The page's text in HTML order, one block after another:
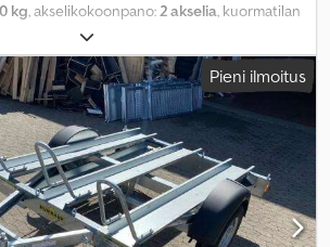
kg, akselikokoonpano:2 akselia, kuormatilan
leveys:1 500 mm
tilavuus:1,6 m³, väri:muu, rakennuskorkeus:
1 680 mm, Pieni ilmoitus